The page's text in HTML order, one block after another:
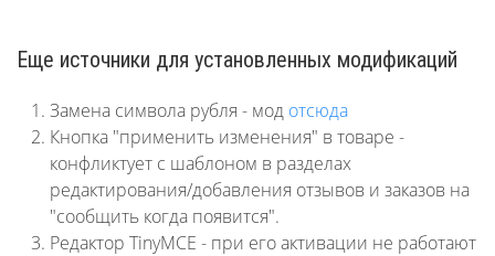
Еще источники для установленных модификаций
Замена символа рубля - мод отсюда
Кнопка "применить изменения" в товаре -
конфликтует с шаблоном в разделах
редактирования/добавления отзывов и заказов на
"сообщить когда появится".
Редактор TinyMCE - при его активации не работают